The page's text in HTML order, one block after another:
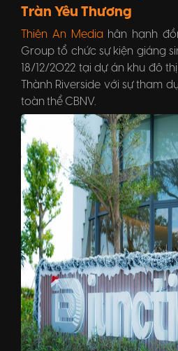
Tràn Yêu Thương
Thiên An Media hân hạnh
Group tổ chức sự kiện giáng
18/12/2022 tại dự án khu đô
Thành Riverside với sự tham
toàn thể CBNV.